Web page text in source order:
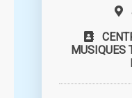
MUSIQUES